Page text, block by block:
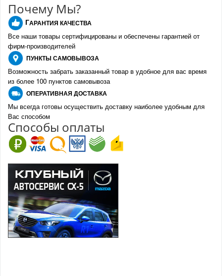
Почему Мы?
ГАРАНТИЯ КАЧЕСТВА
Все наши товары сертифицированы и обеспечены гарантией от
фирм-производителей
ПУНКТЫ САМОВЫВОЗА
Возможность забрать заказанный товар в удобное для вас время
из более 100 пунктов самовывоза
ОПЕРАТИВНАЯ ДОСТАВКА
Мы всегда готовы осуществить доставку наиболее удобным для
Вас способом
Способы оплаты